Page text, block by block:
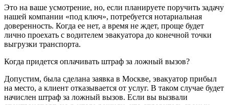
Это на ваше усмотрение, но, если планируете поручить задачу
нашей компании «под ключ», потребуется нотариальная
доверенность. Когда ее нет, а время не ждет, проще будет
лично проехать с водителем эвакуатора до конечной точки
выгрузки транспорта.
Когда придется оплачивать штраф за ложный вызов?
Допустим, была сделана заявка в Москве, эвакуатор прибыл
на место, а клиент отказывается от услуг. В таком случае будет
начислен штраф за ложный вызов. Если вы вызвали